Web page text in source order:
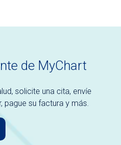
de MyChart
solicite una cita, envíe
pague su factura y más.